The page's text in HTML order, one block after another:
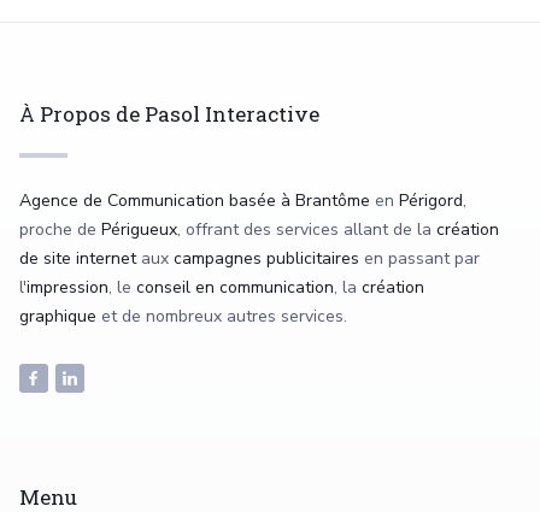
À Propos de Pasol Interactive
Agence de Communication basée à Brantôme en Périgord,
proche de Périgueux, offrant des services allant de la création
de site internetaux campagnes publicitaires en passant par
l'impression, le conseil en communication, la création
graphique et de nombreux autres services.
Menu